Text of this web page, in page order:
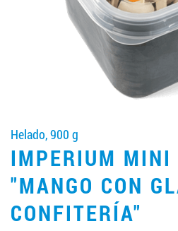
LLEGAR A SER
0412 42
Helado, 900 g
IMPERIUM MINI
"MANGO CON
CONFITERÍA"